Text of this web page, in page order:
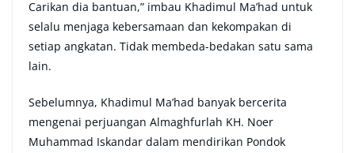
Carikan dia bantuan,” imbau Khadimul Ma’had untuk
selalu menjaga kebersamaan dan kekompakan di
setiap angkatan. Tidak membeda-bedakan satu sama
lain.
Sebelumnya, Khadimul Ma’had banyak bercerita
mengenai perjuangan Almaghfurlah KH. Noer
Muhammad Iskandar dalam mendirikan Pondok